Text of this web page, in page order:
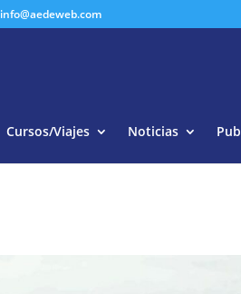
info@aedeweb.com
Cursos/Viajes Noticias